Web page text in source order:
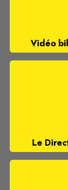
Vidéo
Le